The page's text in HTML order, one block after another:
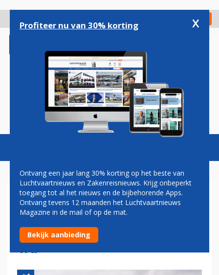
gaan
Check in
Magazine Podcasts Vacatures
MOEDERBEDRIJF BRITISH
AIRWAYS AAST OP
OVERNAME EASYJET EN/OF
TAP
Profiteer nu van 30% korting x
Ontvang een jaar lang 30% korting op het beste van
Luchtvaartnieuws en Zakenreisnieuws. Krijg onbeperkt
toegang tot al het nieuws en de bijbehorende Apps.
Ontvang tevens 12 maanden het Luchtvaartnieuws
Magazine in de mail of op de mat.
Bekijk aanbieding